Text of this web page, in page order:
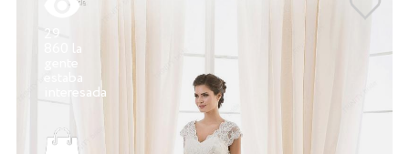
29
860 la
gente
estaba